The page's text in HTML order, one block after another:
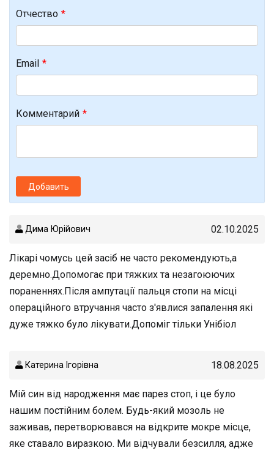
Отчество
Email
Комментарий
Добавить
Дима Юрійович 02.10.2025
Лікарі чомусь цей засіб не часто рекомендують,а
деремно.Допомогає при тяжких та незагоюючих
пораненнях.Після ампутації пальця стопи на місці
операційного втручання часто з'явлися запалення які
дуже тяжко було лікувати.Допоміг тільки Унібіол
Катерина Ігорівна 18.08.2025
Мій син від народження має парез стоп, і це було
нашим постійним болем. Будь-який мозоль не
заживав, перетворювався на відкрите мокре місце,
яке ставало виразкою. Ми відчували безсилля, адже